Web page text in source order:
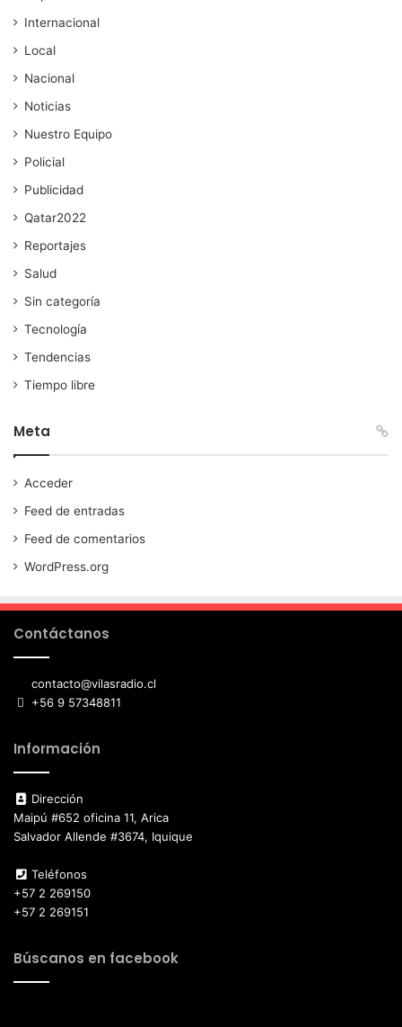
Internacional
Local
Nacional
Noticias
Nuestro Equipo
Policial
Publicidad
Qatar2022
Reportajes
Salud
Sin categoría
Tecnología
Tendencias
Tiempo libre
Meta
Acceder
Feed de entradas
Feed de comentarios
WordPress.org
Contáctanos
contacto@vilasradio.cl
+56 9 57348811
Información
Dirección
Maipú #652 oficina 11, Arica
Salvador Allende #3674, Iquique
Teléfonos
+57 2 269150
+57 2 269151
Búscanos en facebook